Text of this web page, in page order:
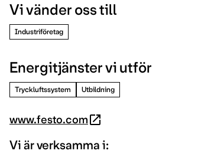
Vi vänder oss till
Industriföretag
Energitjänster vi utför
Tryckluftssystem Utbildning
www.festo.comopen_in_new
Vi är verksamma i: